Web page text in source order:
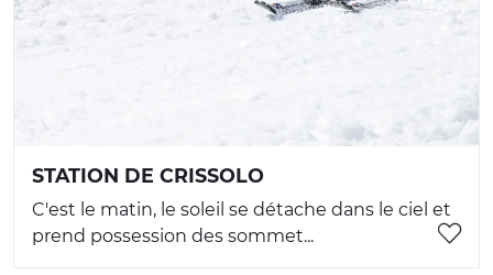
STATION DE CRISSOLO
C'est le matin, le soleil se détache dans le ciel et
prend possession des sommet...